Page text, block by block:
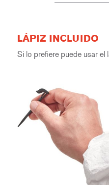
LÁPIZ INCLUIDO
Si lo prefiere puede usar el